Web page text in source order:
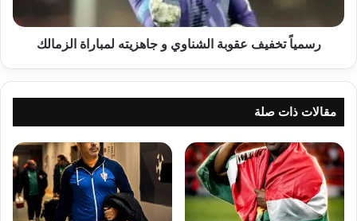
رسمياً تخفيف عقوبة الشناوي و جاهزيته لمباراة الزمالك
مقالات ذات صلة